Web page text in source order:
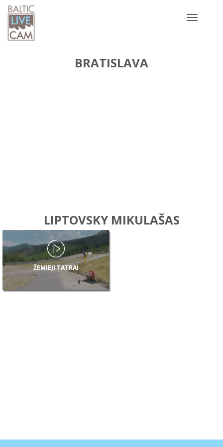
Toggle
BRATISLAVA
LIPTOVSKY MIKULAŠAS
ŽEMIEJI TATRAI